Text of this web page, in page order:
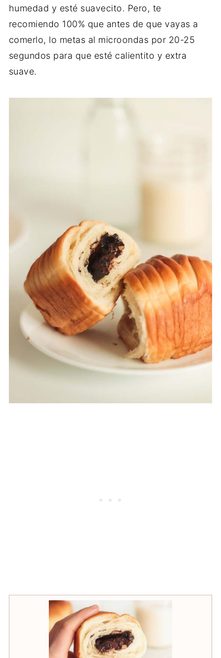
humedad y esté suavecito. Pero, te
recomiendo 100% que antes de que vayas a
comerlo, lo metas al microondas por 20-25
segundos para que esté calientito y extra
suave.